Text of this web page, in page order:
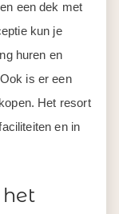
een dek met
kun je
huren en
is er een
Het resort
en in